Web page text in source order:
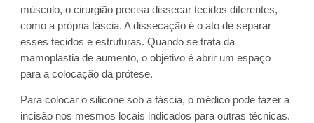
músculo, o cirurgião precisa dissecar tecidos diferentes,
como a própria fáscia. A dissecação é o ato de separar
esses tecidos e estruturas. Quando se trata da
mamoplastia de aumento, o objetivo é abrir um espaço
para a colocação da prótese.
Para colocar o silicone sob a fáscia, o médico pode fazer a
incisão nos mesmos locais indicados para outras técnicas.